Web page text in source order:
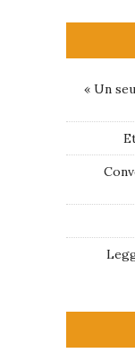
« Un